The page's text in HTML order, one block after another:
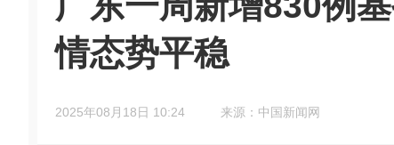
情态势平稳
2025年08月18日 10:24 来源：中国新闻网